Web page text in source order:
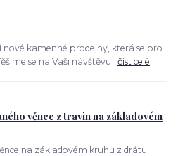
nové kamenné prodejny, která se pro
se na Vaši návštěvu číst celé
věnce z travin na základovém
na základovém kruhu z drátu.